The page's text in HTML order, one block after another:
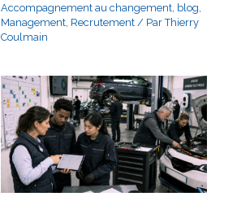
Accompagnement au changement, blog
Management, Recrutement/ ParThierry
Coulmain